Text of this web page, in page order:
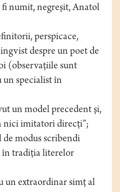
fi numit, negreşit, Anatol
perspicace,
despre un poet de
(observaţiile sunt
specialist în
un model precedent şi,
nici imitatori direcţi”;
de modus scribendi
tradiţia literelor
un extraordinar simţ al